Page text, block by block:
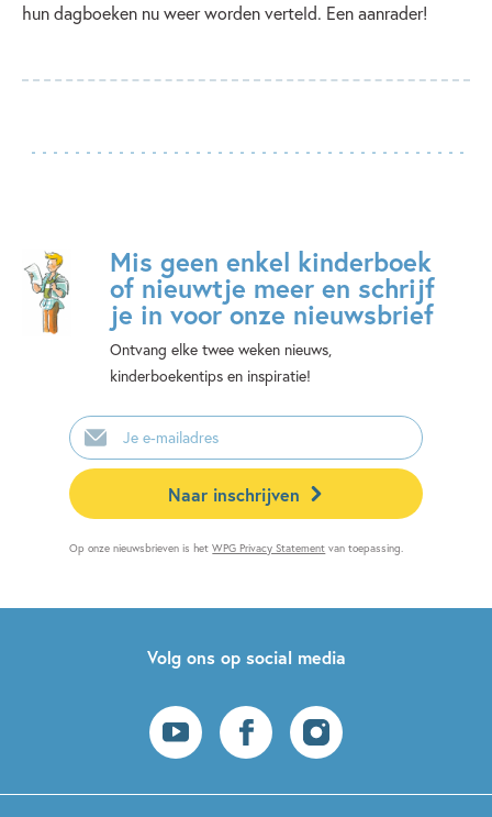
hun dagboeken nu weer worden verteld. Een aanrader!
Mis geen enkel kinderboek
of nieuwtje meer en schrijf
je in voor onze nieuwsbrief
Ontvang elke twee weken nieuws,
kinderboekentips en inspiratie!
E-
mailadres
Naar inschrijven
Op onze nieuwsbrieven is hetWPG Privacy Statement van toepassing.
Volg ons op social media